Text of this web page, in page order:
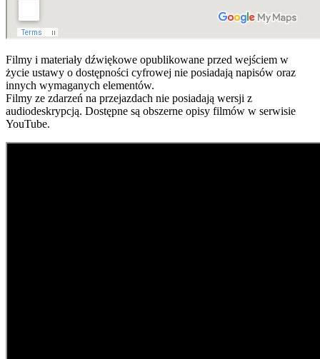
Filmy i materiały dźwiękowe opublikowane przed wejściem w
życie ustawy o dostępności cyfrowej nie posiadają napisów oraz
innych wymaganych elementów.
Filmy ze zdarzeń na przejazdach nie posiadają wersji z
audiodeskrypcją. Dostępne są obszerne opisy filmów w serwisie
YouTube.